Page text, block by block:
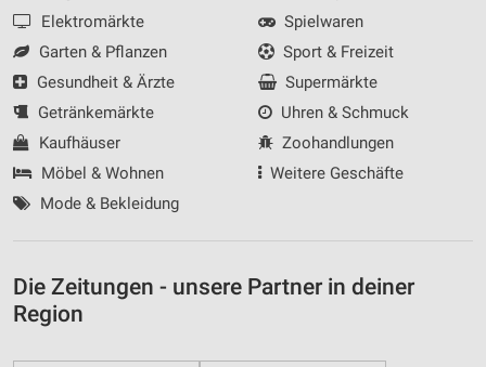
Elektromärkte
Garten & Pflanzen
Gesundheit & Ärzte
Getränkemärkte
Kaufhäuser
Möbel & Wohnen
Mode & Bekleidung
Spielwaren
Sport & Freizeit
Supermärkte
Uhren & Schmuck
Zoohandlungen
Weitere Geschäfte
Die Zeitungen - unsere Partner in deiner
Region